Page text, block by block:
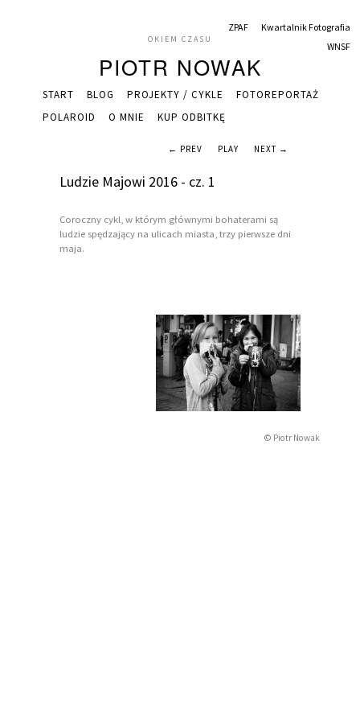
START BLOG PROJEKTY / CYKLE
FOTOREPORTAŻ
POLAROID
O MNIE KUP ODBITKĘ
ZPAF
Kwartalnik Fotografia
WNSF
OKIEM CZASU
PIOTR NOWAK
Ludzie Majowi 2016 - cz. 1
Coroczny cykl, w którym głównymi bohaterami są
ludzie spędzający na ulicach miasta, trzy pierwsze dni
maja.
← PREV PLAY NEXT →
© Piotr Nowak